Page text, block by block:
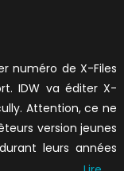
numéro de X-Files
IDW va éditer X-
Attention, ce ne
version jeunes
leurs années